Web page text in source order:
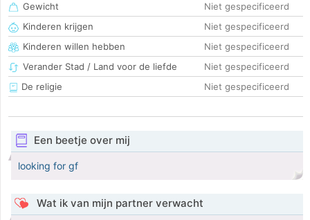
Gewicht
Niet gespecificeerd
Kinderen krijgen
Niet gespecificeerd
Kinderen willen hebben
Niet gespecificeerd
Verander Stad / Land voor de liefde
Niet gespecificeerd
De religie
Niet gespecificeerd
Een beetje over mij
looking for gf
Wat ik van mijn partner verwacht